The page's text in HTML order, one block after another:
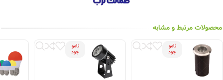
محصولات مرتبط و مشابه
نامو
جود
نامو
جود